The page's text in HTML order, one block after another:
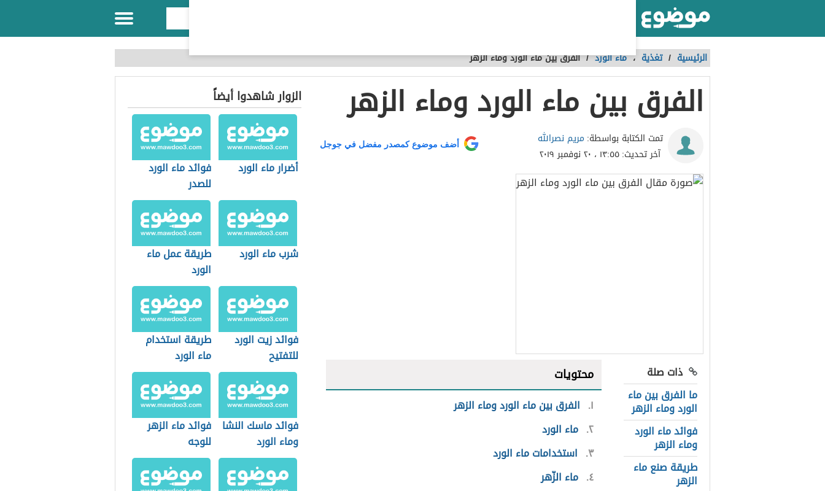
الرئيسية / تغذية ،ماء الورد /الفرق بين ماء الورد وماء الزهر
الفرق بين ماء الورد وماء الزهر
تمت الكتابة بواسطة: مريم نصرالله
آخر تحديث:١٣:٥٥ ، ٢٠ نوفمبر ٢٠١٩
أضف موضوع كمصدر مفضل في جوجل
ذات صلة
ما الفرق بين ماء
الورد وماء الزهر
فوائد ماء الورد
وماء الزهر
طريقة صنع ماء
الزهر
محتويات
١ الفرق بين ماء الورد وماء الزهر
٢ ماء الورد
٣ استخدامات ماء الورد
٤ ماء الزّهر
الزوار شاهدوا أيضاً
أضرار ماء الورد
فوائد ماء الورد
للصدر
شرب ماء الورد
طريقة عمل ماء
الورد
فوائد زيت الورد
للتفتيح
طريقة استخدام
ماء الورد
فوائد ماسك النشا
وماء الورد
فوائد ماء الزهر
للوجه